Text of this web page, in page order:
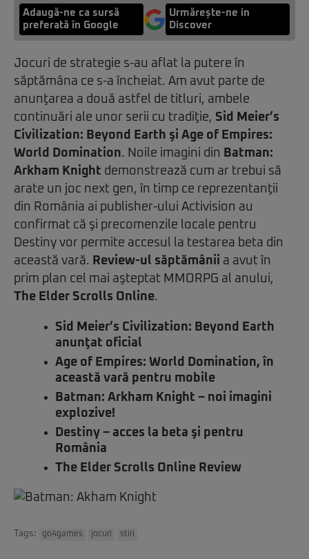
Adaugă-ne ca sursă
preferată în Google
Urmărește-ne in
Discover
Jocuri de strategie s-au aflat la putere în
săptămâna ce s-a încheiat. Am avut parte de
anunţarea a două astfel de titluri, ambele
continuări ale unor serii cu tradiţie, Sid Meier’s
Civilization: Beyond Earth şi Age of Empires:
World Domination. Noile imagini din Batman:
Arkham Knight demonstrează cum ar trebui să
arate un joc next gen, în timp ce reprezentanţii
din România ai publisher-ului Activision au
confirmat că şi precomenzile locale pentru
Destiny vor permite accesul la testarea beta din
această vară. Review-ul săptămânii a avut în
prim plan cel mai aşteptat MMORPG al anului,
The Elder Scrolls Online.
Sid Meier’s Civilization: Beyond Earth
anunţat oficial
Age of Empires: World Domination, în
această vară pentru mobile
Batman: Arkham Knight – noi imagini
explozive!
Destiny – acces la beta şi pentru
România
The Elder Scrolls Online Review
Tags: go4games jocuri stiri